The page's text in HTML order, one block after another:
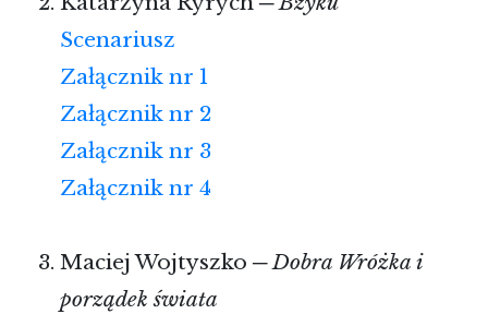
Scenariusz
Załącznik nr 1
Załącznik nr 2
Załącznik nr 3
Załącznik nr 4
Maciej Wojtyszko ─Dobra Wróżka i
porządek świata